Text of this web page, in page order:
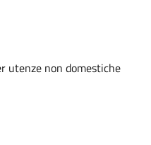
utenze non domestiche